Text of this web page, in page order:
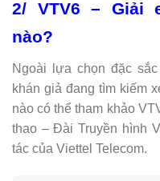
2/ VTV6 – Giải
nào?
Ngoài lựa chọn đặc
khán giả đang tìm kiếm
nào có thể tham khảo
thao – Đài Truyền hình
tác của Viettel Telecom.